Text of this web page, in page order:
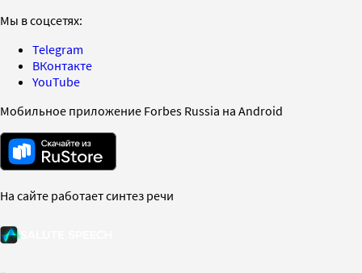
Мы в соцсетях:
Telegram
ВКонтакте
YouTube
Мобильное приложение Forbes Russia на Android
На сайте работает синтез речи